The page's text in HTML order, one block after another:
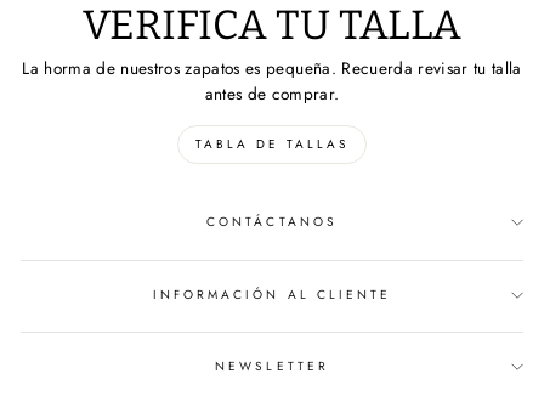
VERIFICA TU TALLA
La horma de nuestros zapatos es pequeña. Recuerda revisar tu talla
antes de comprar.
TABLA DE TALLAS
CONTÁCTANOS
INFORMACIÓN AL CLIENTE
NEWSLETTER